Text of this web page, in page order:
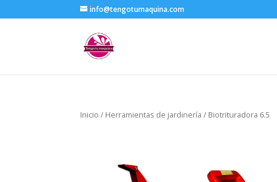
info@tengotumaquina.com
Inicio / Herramientas de jardinería / Biotrituradora 6.5